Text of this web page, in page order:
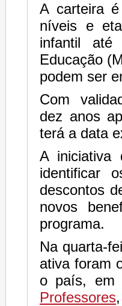
A carteira
níveis e
infantil
Educação
podem ser
Com
dez anos
terá a data
A iniciativa
identificar
descontos
novos
programa.
Na quarta-
ativa foram
o país, em
Professores